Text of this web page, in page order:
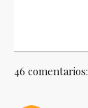
46 comentarios: